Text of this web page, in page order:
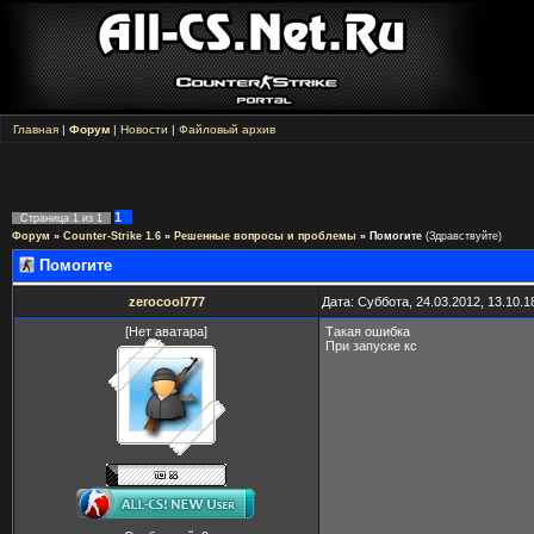
Главная | Форум | Новости | Файловый архив
Страница 1 из 1 1
Форум » Counter-Strike 1.6 » Решенные вопросы и проблемы » Помогите (Здравствуйте)
Помогите
zerocool777 Дата: Суббота, 24.03.2012,
[Нет аватара]
Такая ошибка
При запуске кс